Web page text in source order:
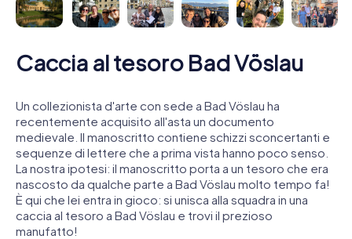
Caccia al tesoro Bad Vöslau
Un collezionista d'arte con sede a Bad Vöslau ha
recentemente acquisito all'asta un documento
medievale. Il manoscritto contiene schizzi sconcertanti e
sequenze di lettere che a prima vista hanno poco senso.
La nostra ipotesi: il manoscritto porta a un tesoro che era
nascosto da qualche parte a Bad Vöslau molto tempo fa!
È qui che lei entra in gioco: si unisca alla squadra in una
caccia al tesoro a Bad Vöslau e trovi il prezioso
manufatto!